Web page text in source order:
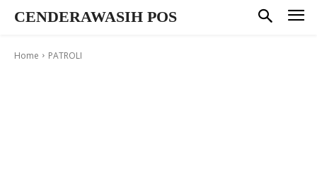
CENDERAWASIH POS
Home PATROLI